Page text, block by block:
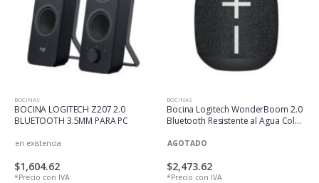
BOCINAS
BOCINA LOGITECH Z207 2.0
BLUETOOTH 3.5MM PARA PC
en existencia
$1,604.62
*Precio con IVA
BOCINAS
Bocina Logitech WonderBoom 2.0
Bluetooth Resistente al Agua Color
AGOTADO
$2,473.62
*Precio con IVA